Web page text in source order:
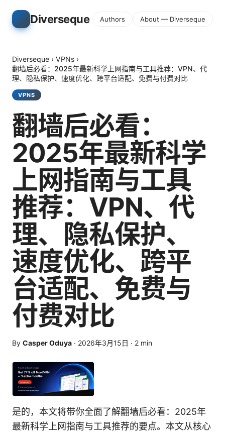
Diverseque Authors About — Diverseque
Diverseque › VPNs ›
翻墙后必看：2025年最新科学上网指南与工具推荐：VPN、代
理、隐私保护、速度优化、跨平台适配、免费与付费对比
VPNS
翻墙后必看：
2025年最新科学
上网指南与工具
推荐：VPN、代
理、隐私保护、
速度优化、跨平
台适配、免费与
付费对比
By Casper Oduya · 2026年3月15日 · 2 min
是的，本文将带你全面了解翻墙后必看：2025年
最新科学上网指南与工具推荐的要点。本文从核心